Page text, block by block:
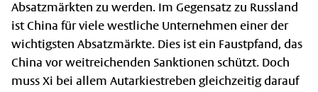
Absatzmärkten zu werden. Im Gegensatz zu Russland
ist China für viele westliche Unternehmen einer der
wichtigsten Absatzmärkte. Dies ist ein Faustpfand, das
China vor weitreichenden Sanktionen schützt. Doch
muss Xi bei allem Autarkiestreben gleichzeitig darauf